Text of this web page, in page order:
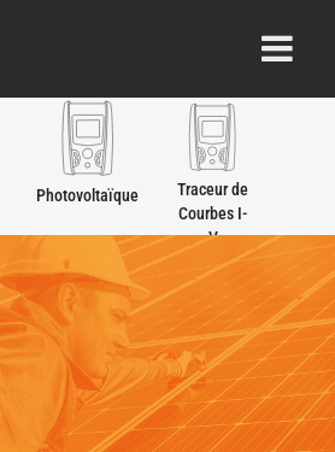
Photovoltaïque
Traceur de
Courbes I-
V